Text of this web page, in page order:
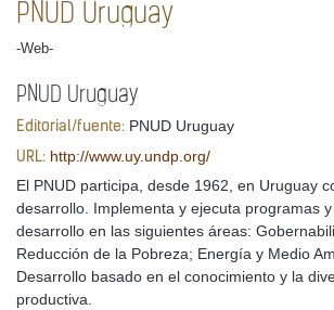
PNUD Uruguay
-Web-
PNUD Uruguay
Editorial/fuente: PNUD Uruguay
URL: http://www.uy.undp.org/
El PNUD participa, desde 1962, en Uruguay
desarrollo. Implementa y ejecuta programas
desarrollo en las siguientes áreas:
Reducción de la Pobreza; Energía y Medio
Desarrollo basado en el conocimiento y la
productiva.